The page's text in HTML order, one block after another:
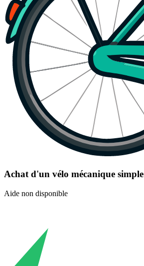
Achat d'un vélo mécanique simple
Aide non disponible